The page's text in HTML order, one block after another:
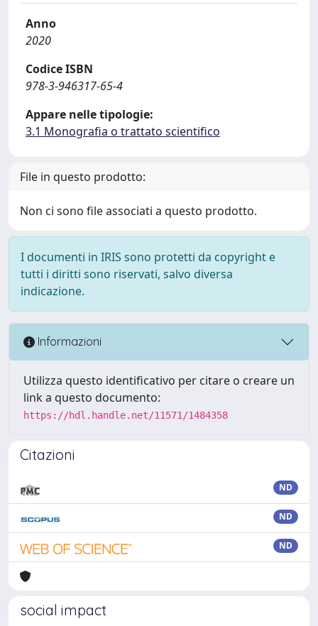
Anno
2020
Codice ISBN
978-3-946317-65-4
Appare nelle tipologie:
3.1 Monografia o trattato scientifico
File in questo prodotto:
Non ci sono file associati a questo prodotto.
I documenti in IRIS sono protetti da copyright e
tutti i diritti sono riservati, salvo diversa
indicazione.
Informazioni
Utilizza questo identificativo per citare o creare un
link a questo documento:
https://hdl.handle.net/11571/1484358
Citazioni
ND
ND
ND
social impact